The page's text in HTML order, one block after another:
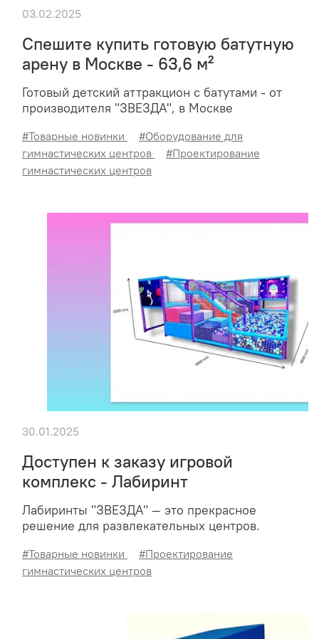
Спешите купить готовую батутную
арену в Москве - 63,6 м²
Готовый детский аттракцион с батутами - от
производителя "ЗВЕЗДА", в Москве
03.02.2025
#Товарные новинки
#Оборудование для
гимнастических центров
#Проектирование
гимнастических центров
Доступен к заказу игровой
комплекс - Лабиринт
Лабиринты "ЗВЕЗДА" — это прекрасное
решение для развлекательных центров.
30.01.2025
#Товарные новинки
#Проектирование
гимнастических центров